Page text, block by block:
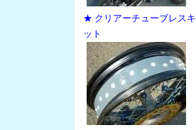
★ クリアーチューブレスキ
ット